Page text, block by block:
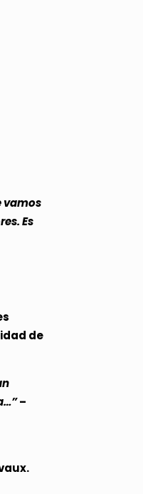
vamos
Es
de
–